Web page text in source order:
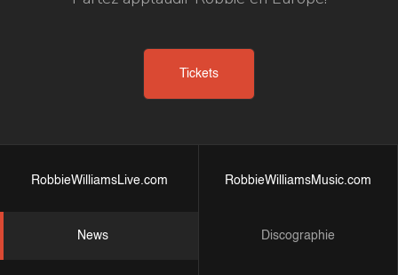
Tickets
RobbieWilliamsLive.com
News
RobbieWilliamsMusic.com
Discographie